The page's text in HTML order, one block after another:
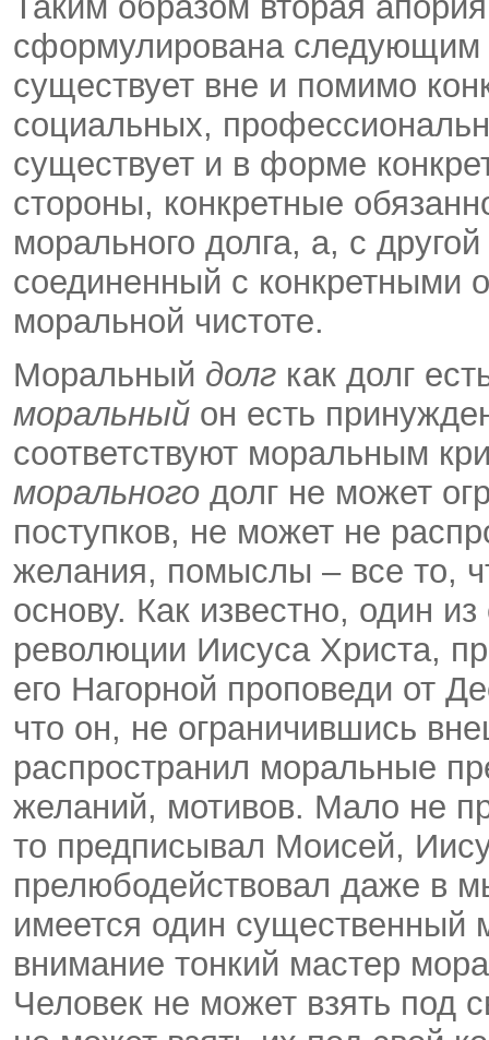
сформулирована следующим
существует вне и помимо
социальных,
существует и в форме
стороны, конкретные
морального долга, а, с
соединенный с конкретными
моральной чистоте.
Моральный долг как долг
моральный он есть
соответствуют моральным
морального долг не может
поступков, не может не
желания, помыслы – все то,
основу. Как известно, один
революции Иисуса Христа,
его Нагорной проповеди от
что он, не ограничившись
распространил моральные
желаний, мотивов. Мало не
то предписывал Моисей,
прелюбодействовал даже в
имеется один существенный
внимание тонкий мастер
Человек не может взять под